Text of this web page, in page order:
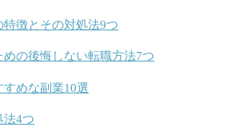
徴とその対処法9つ
の後悔しない転職方法7つ
めな副業10選
法4つ